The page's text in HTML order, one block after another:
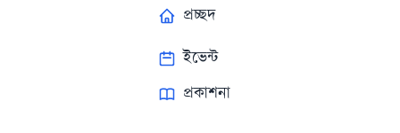
প্রচ্ছদ
ইভেন্ট
প্রকাশনা